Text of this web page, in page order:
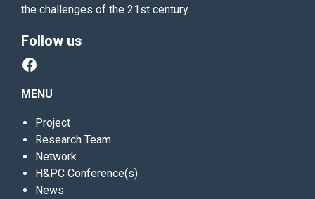
the challenges of the 21st century.
Follow us
Facebook
MENU
Project
Research Team
Network
H&PC Conference(s)
News